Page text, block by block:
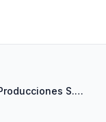
BETA-Producciones S.R.L.